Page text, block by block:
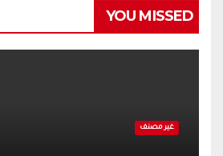
YOU MISSED
غير مصنف